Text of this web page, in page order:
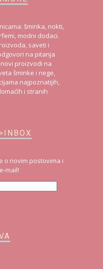
šminka, nokti,
modni dodaci.
saveti i
na pitanja
proizvodi na
šminke i nege,
najpoznatijih,
i stranih
o novim postovima i
mail!